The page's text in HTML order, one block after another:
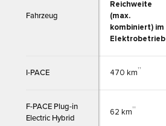
Reichweite
(max.
kombiniert) im
Elektrobetrieb
470 km††
62 km††
Fahrzeug
I-PACE
F-PACE Plug-in
Electric Hybrid